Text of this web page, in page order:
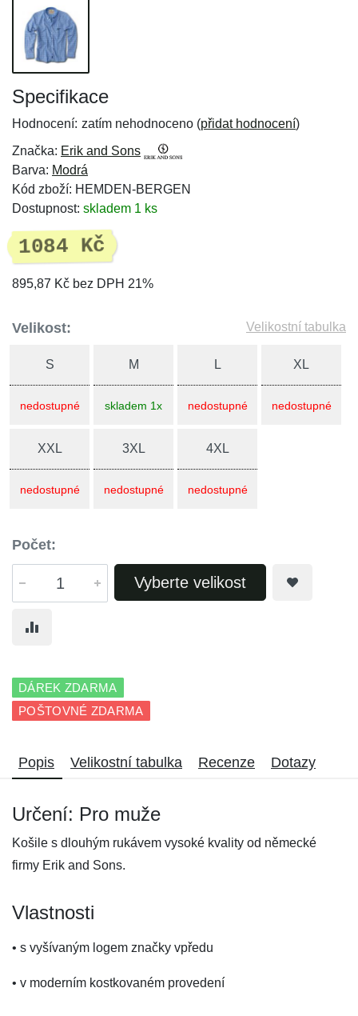
Specifikace
Hodnocení: zatím nehodnoceno (přidat hodnocení)
Značka: Erik and Sons
Barva: Modrá
Kód zboží: HEMDEN-BERGEN
Dostupnost: skladem 1 ks
1084 Kč
895,87 Kč bez DPH 21%
Velikost: Velikostní tabulka
S
nedostupné
M
skladem 1x
L
nedostupné
XL
nedostupné
XXL
nedostupné
3XL
nedostupné
4XL
nedostupné
Počet:
Vyberte velikost
DÁREK ZDARMA
POŠTOVNÉ ZDARMA
Popis Velikostní tabulka Recenze Dotazy
Určení: Pro muže
Košile s dlouhým rukávem vysoké kvality od německé
firmy Erik and Sons.
Vlastnosti
• s vyšívaným logem značky vpředu
• v moderním kostkovaném provedení